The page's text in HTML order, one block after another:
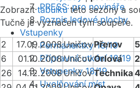
PRESS: pro novináře
Rozpis ledové plochy
Vstupenky
Permanentky 18/19
Přípravná utkání 18/19
Vstupenky 18/19
Uvolňování míst
Zobrazittabulkutéto sezóny a
Tučně je vyznačen tým soupeře.
2 17.09.2008UničovPřerov
6
01.10.2008UničovOrlová
26
14.12.2008UničovTechnika